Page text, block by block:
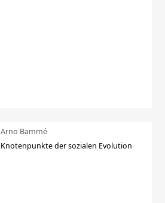
Arno Bammé
Knotenpunkte der sozialen Evolution